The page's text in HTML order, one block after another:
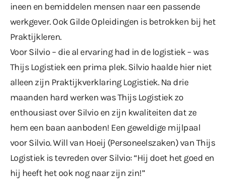
ineen en bemiddelen mensen naar een passende
werkgever. Ook Gilde Opleidingen is betrokken bij het
Praktijkleren.
Voor Silvio – die al ervaring had in de logistiek – was
Thijs Logistiek een prima plek. Silvio haalde hier niet
alleen zijn Praktijkverklaring Logistiek. Na drie
maanden hard werken was Thijs Logistiek zo
enthousiast over Silvio en zijn kwaliteiten dat ze
hem een baan aanboden! Een geweldige mijlpaal
voor Silvio. Will van Hoeij (Personeelszaken) van Thijs
Logistiek is tevreden over Silvio: “Hij doet het goed en
hij heeft het ook nog naar zijn zin!”